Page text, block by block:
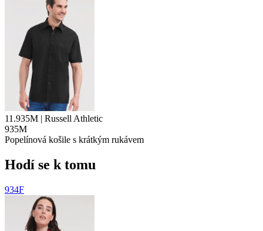
11.935M | Russell Athletic
935M
Popelínová košile s krátkým rukávem
Hodí se k tomu
934F